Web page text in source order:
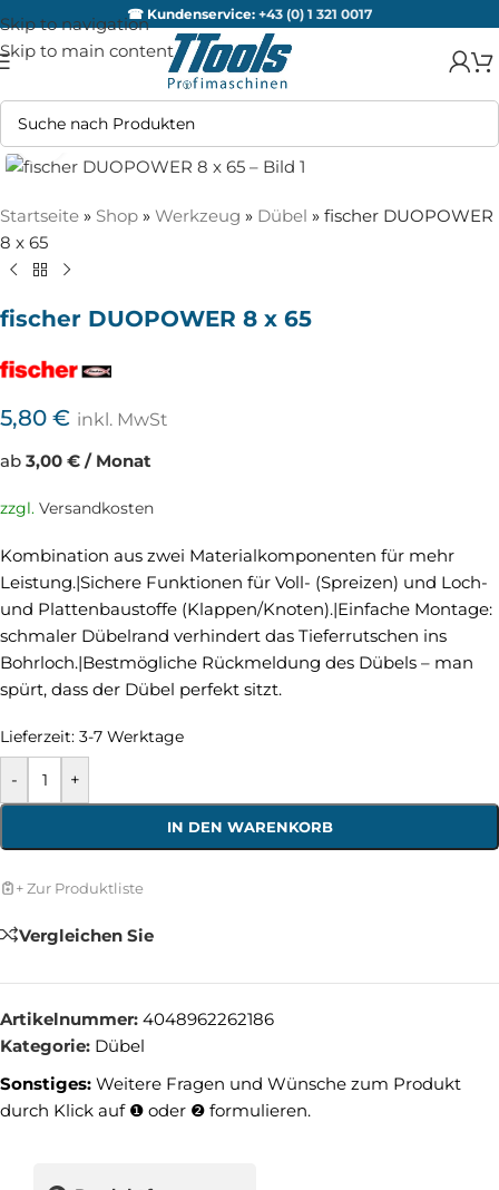
Skip to navigation
Skip to main content
☎ Kundenservice: +43 (0) 1 321 0017
Video ansehen
Startseite » Shop » Werkzeug » Dübel » fischer DUOPOWER
8 x 65
fischer DUOPOWER 8 x 65
5,80 € inkl. MwSt
ab 3,00 € / Monat
zzgl. Versandkosten
Kombination aus zwei Materialkomponenten für mehr
Leistung.|Sichere Funktionen für Voll- (Spreizen) und Loch-
und Plattenbaustoffe (Klappen/Knoten).|Einfache Montage:
schmaler Dübelrand verhindert das Tieferrutschen ins
Bohrloch.|Bestmögliche Rückmeldung des Dübels – man
spürt, dass der Dübel perfekt sitzt.
Lieferzeit: 3-7 Werktage
- +
IN DEN WARENKORB
+ Zur Produktliste
Vergleichen Sie
Artikelnummer: 4048962262186
Kategorie: Dübel
Sonstiges: Weitere Fragen und Wünsche zum Produkt
durch Klick auf ❶ oder ❷ formulieren.